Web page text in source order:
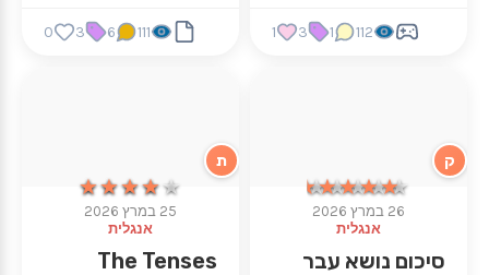
112
1
3
1
111
6
3
0
★★★★★
★★★★★
ק
26 במרץ 2026
אנגלית
סיכום נושא עבר
★★★★★
★★★★★
ת
25 במרץ 2026
אנגלית
The Tenses